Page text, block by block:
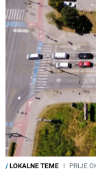
/LOKALNE TEME I PRIJE